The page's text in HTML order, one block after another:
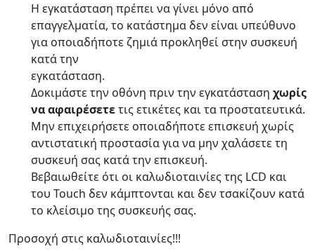
Η εγκατάσταση πρέπει να γίνει μόνο από
επαγγελματία, το κατάστημα δεν είναι υπεύθυνο
για οποιαδήποτε ζημιά προκληθεί στην συσκευή
κατά την
εγκατάσταση.
Δοκιμάστε την οθόνη πριν την εγκατάσταση χωρίς
να αφαιρέσετετις ετικέτες και τα προστατευτικά.
Μην επιχειρήσετε οποιαδήποτε επισκευή χωρίς
αντιστατική προστασία για να μην χαλάσετε τη
συσκευή σας κατά την επισκευή.
Βεβαιωθείτε ότι οι καλωδιοταινίες της LCD και
του Touch δεν κάμπτονται και δεν τσακίζουν κατά
το κλείσιμο της συσκευής σας.
Προσοχή στις καλωδιοταινίες!!!